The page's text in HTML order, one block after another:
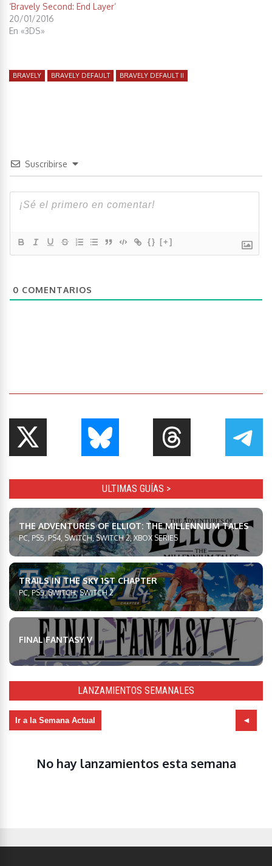
‘Bravely Second: End Layer’
20/01/2016
En «3DS»
BRAVELY BRAVELY DEFAULT BRAVELY DEFAULT II
Suscribirse
{} [+]
0 COMENTARIOS
ULTIMAS GUÍAS >
THE ADVENTURES OF ELLIOT: THE MILLENNIUM TALES
PC, PS5, PS4, SWITCH, SWITCH 2, XBOX SERIES
TRAILS IN THE SKY 1ST CHAPTER
PC, PS5, SWITCH, SWITCH 2
FINAL FANTASY V
LANZAMIENTOS SEMANALES
Ir a la Semana Actual
No hay lanzamientos esta semana